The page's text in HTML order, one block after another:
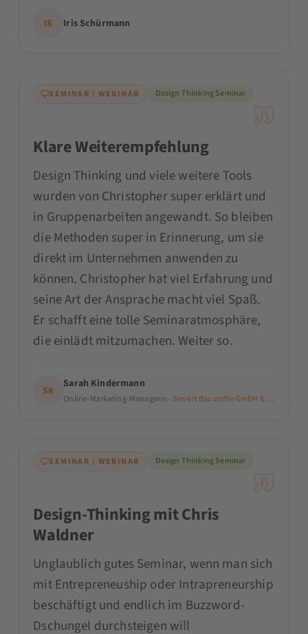
IS Iris Schürmann
SEMINAR / WEBINAR Design Thinking Seminar
Klare Weiterempfehlung
Design Thinking und viele weitere Tools
wurden von Christopher super erklärt und
in Gruppenarbeiten angewandt. So bleiben
die Methoden super in Erinnerung, um sie
direkt im Unternehmen anwenden zu
können. Christopher hat viel Erfahrung und
seine Art der Ansprache macht viel Spaß.
Er schafft eine tolle Seminaratmosphäre,
die einlädt mitzumachen. Weiter so.
SK
Sarah Kindermann
Online-Marketing-Managerin · Sievert Baustoffe GmbH & Co. KG
SEMINAR / WEBINAR Design Thinking Seminar
Design-Thinking mit Chris
Waldner
Unglaublich gutes Seminar, wenn man sich
mit Entrepreneuship oder Intrapreneurship
beschäftigt und endlich im Buzzword-
Dschungel durchsteigen will